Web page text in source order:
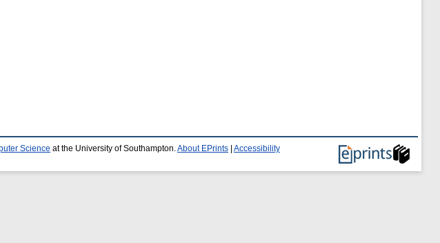
Science at the University of Southampton. About EPrints Accessibility